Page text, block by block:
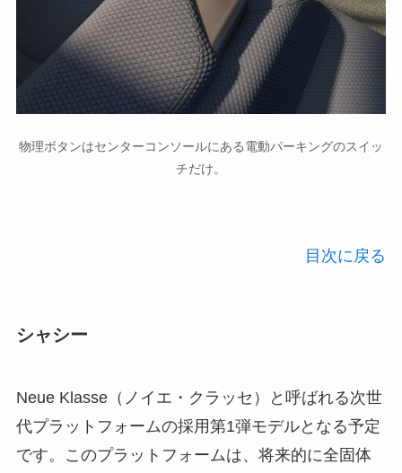
物理ボタンはセンターコンソールにある電動パーキングのスイッ
チだけ。
目次に戻る
シャシー
Neue Klasse（ノイエ・クラッセ）と呼ばれる次世
代プラットフォームの採用第1弾モデルとなる予定
です。このプラットフォームは、将来的に全固体